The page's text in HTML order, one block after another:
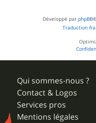
Développé par phpBB
Traduction
Qui sommes-nous ?
Contact & Logos
Services pros
Mentions légales